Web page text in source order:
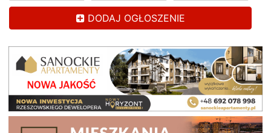
DODAJ OGŁOSZENIE